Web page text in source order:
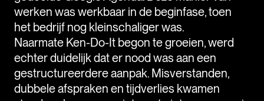
werken was werkbaar in de beginfase, toen
het bedrijf nog kleinschaliger was.
Naarmate Ken-Do-It begon te groeien, werd
echter duidelijk dat er nood was aan een
gestructureerdere aanpak. Misverstanden,
dubbele afspraken en tijdverlies kwamen